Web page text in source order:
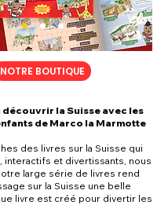
NOTRE BOUTIQUE
découvrir la Suisse avec les
de Marco la Marmotte
des livres sur la Suisse qui
interactifs et divertissants, nous
large série de livres rend
sur la Suisse une belle
livre est créé pour divertir les